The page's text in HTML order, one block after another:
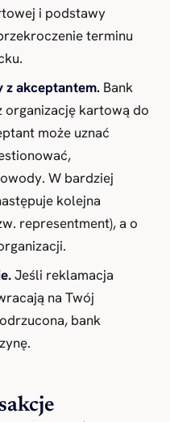
i podstawy
terminu
akceptantem. Bank
organizację kartową do
może uznać
W bardziej
kolejna
representment), a o
Jeśli reklamacja
na Twój
bank